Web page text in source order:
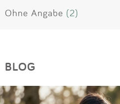
Ohne Angabe (2)
BLOG